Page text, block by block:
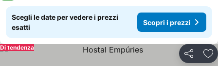
Scegli le date per vedere i prezzi
esatti
Scopri i prezzi
Condividi
Di tendenza